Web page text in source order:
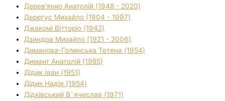
Дерев'янко Анатолій (1948 - 2020)
Дерегус Михайло (1904 - 1997)
Джакомі Вітторіо (1942)
Дзиндра Михайло (1921 - 2006)
Диманова-Голинська Тетяна (1954)
Димант Анатолій (1985)
Дідик Іван (1951)
Дідик Надія (1954)
Дідківський В`ячеслав (1971)